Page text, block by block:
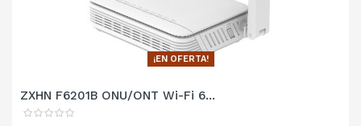
¡EN OFERTA!
ZXHN F6201B ONU/ONT Wi-Fi 6...